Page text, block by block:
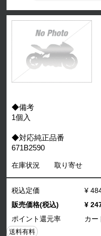
◆備考
1個入
◆対応純正品番
671B2590
在庫状況 取り寄せ
税込定価
¥
販売価格(税込)
¥
ポイント還元率
カー
送料有料